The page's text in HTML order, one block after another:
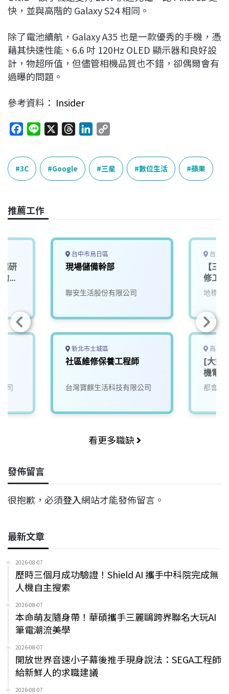
快，並與高階的 Galaxy S24 相同。
除了電池續航，Galaxy A35 也是一款優秀的手機，憑
藉其快速性能、6.6 吋 120Hz OLED 顯示器和良好設
計，物超所值，但儘管相機品質也不錯，卻偶爾會有
過曝的問題。
參考資料： Insider
c
e
b
o
k
e
r
e
a
n
e
n
p
y
L
k
3C Google 三星 數位生活 蘋果
推薦工作
研
未
司
台中市烏日區
現場儲備幹部
聯安生活股份有限公司
新北市土城區
社區維修保養工程師
台灣寶麒生活科技有限公司
台北
【三
修工
地標網
高雄
[大好
機電
都會生
看更多職缺
發佈留言
很抱歉，必須登入網站才能發佈留言。
最新文章
2026-08-07
歷時三個月成功驗證！Shield AI 攜手中科院完成無
人機自主搜索
2026-08-07
本命萌友隨身帶！華碩攜手三麗鷗跨界聯名大玩AI
筆電潮流美學
2026-08-07
開放世界音速小子幕後推手現身說法：SEGA工程師
給新鮮人的求職建議
2026-08-07